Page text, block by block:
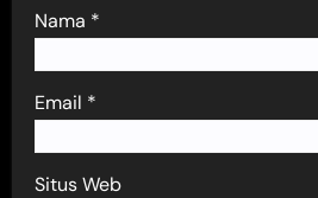
Nama *
Email *
Situs Web